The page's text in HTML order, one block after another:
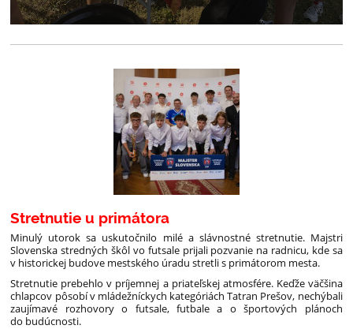
Stretnutie u primátora
Minulý utorok sa uskutočnilo milé a slávnostné stretnutie. Majstri
Slovenska stredných škôl vo futsale prijali pozvanie na radnicu, kde sa
v historickej budove mestského úradu stretli s primátorom mesta.
Stretnutie prebehlo v príjemnej a priateľskej atmosfére. Keďže väčšina
chlapcov pôsobí v mládežníckych kategóriách Tatran Prešov, nechýbali
zaujímavé rozhovory o futsale, futbale a o športových plánoch
do budúcnosti.